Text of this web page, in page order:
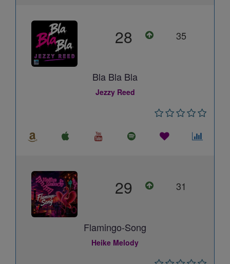
28 35
Bla Bla Bla
Jezzy Reed
29 31
Flamingo-Song
Heike Melody